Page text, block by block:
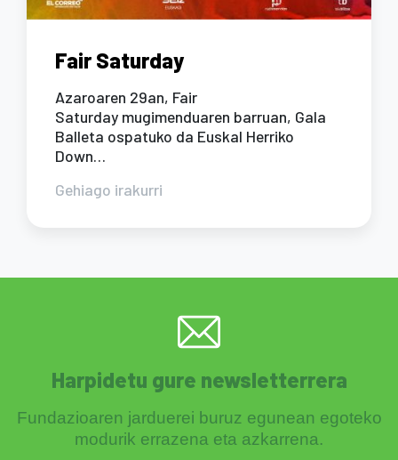
Fair Saturday
Azaroaren 29an, Fair
Saturday mugimenduaren barruan, Gala
Balleta ospatuko da Euskal Herriko
Down…
Gehiago irakurri
Harpidetu gure newsletterrera
Fundazioaren jarduerei buruz egunean egoteko
modurik errazena eta azkarrena.